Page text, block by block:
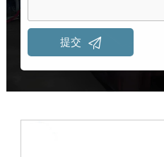
提交 